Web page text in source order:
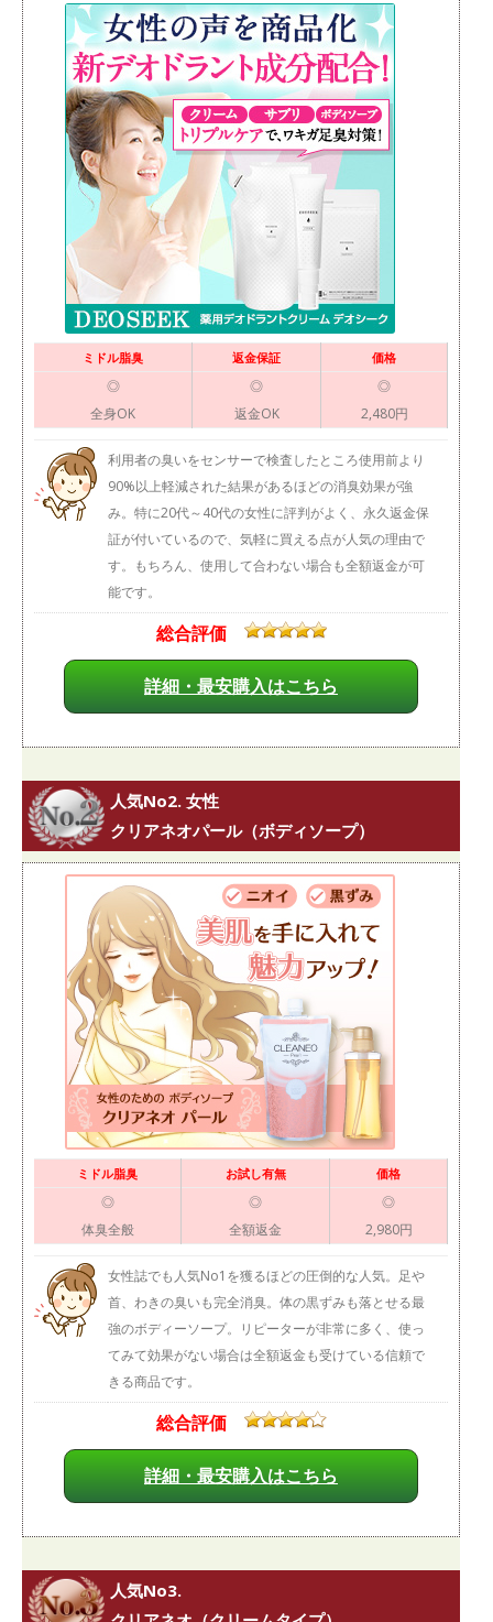
ミドル脂臭 返金保証 価格
◎
全身OK
◎
返金OK
◎
2,480円
利用者の臭いをセンサーで検査したところ使用前より
90%以上軽減された結果があるほどの消臭効果が強
み。特に20代～40代の女性に評判がよく、永久返金保
証が付いているので、気軽に買える点が人気の理由で
す。もちろん、使用して合わない場合も全額返金が可
能です。
総合評価
詳細・最安購入はこちら
人気No2. 女性
クリアネオパール（ボディソープ）
ミドル脂臭 お試し有無 価格
◎
体臭全般
◎
全額返金
◎
2,980円
女性誌でも人気No1を獲るほどの圧倒的な人気。足や
首、わきの臭いも完全消臭。体の黒ずみも落とせる最
強のボディーソープ。リピーターが非常に多く、使っ
てみて効果がない場合は全額返金も受けている信頼で
きる商品です。
総合評価
詳細・最安購入はこちら
人気No3.